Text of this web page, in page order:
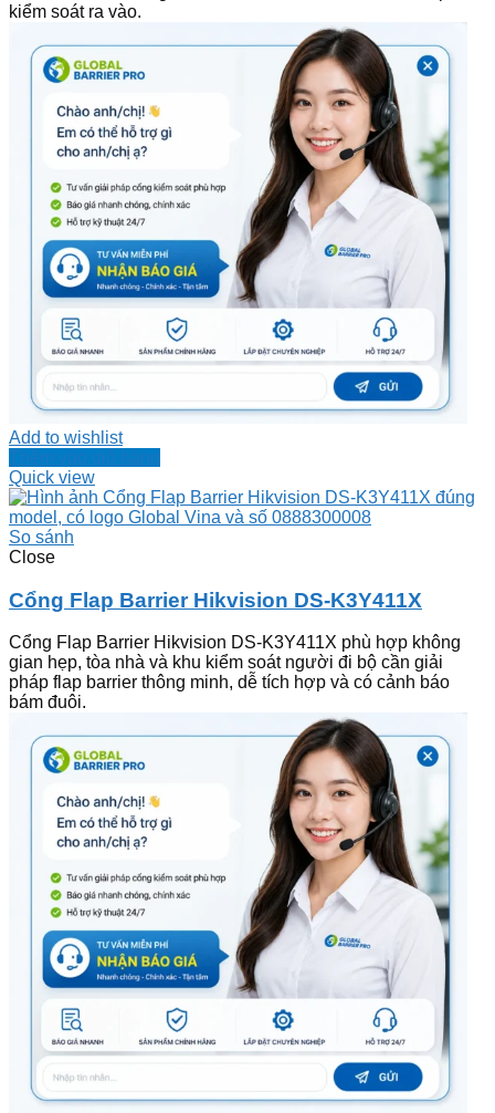
kiểm soát ra vào.
Add to wishlist
Thêm vào giỏ hàng
Quick view
So sánh
Close
Cổng Flap Barrier Hikvision DS-K3Y411X
Cổng Flap Barrier Hikvision DS-K3Y411X phù hợp không
gian hẹp, tòa nhà và khu kiểm soát người đi bộ cần giải
pháp flap barrier thông minh, dễ tích hợp và có cảnh báo
bám đuôi.